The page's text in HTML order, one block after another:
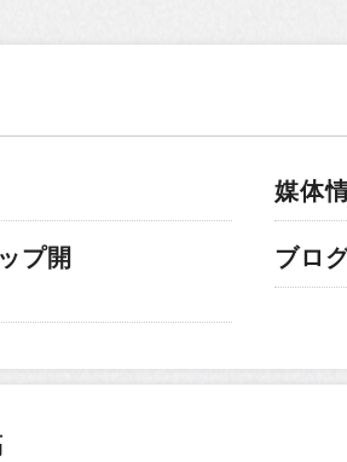
プ開
媒体
ブロ